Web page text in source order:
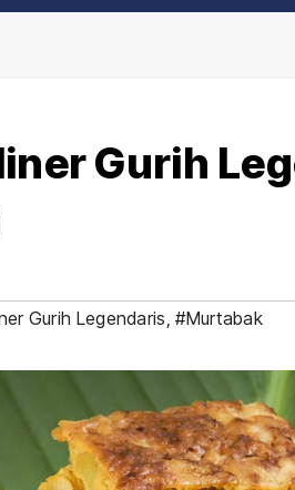
Gurih
Gurih Legendaris,#Murtabak